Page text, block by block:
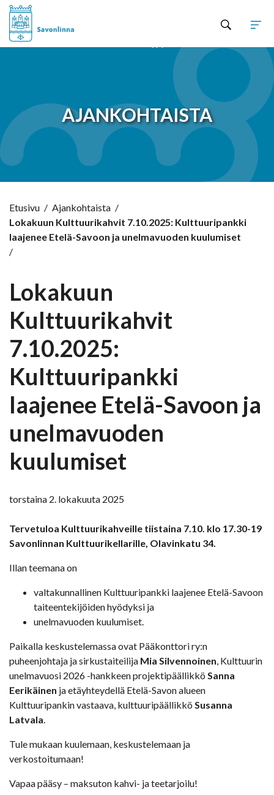
AJANKOHTAISTA
Etusivu / Ajankohtaista /
Lokakuun Kulttuurikahvit 7.10.2025: Kulttuuripankki
laajenee Etelä-Savoon ja unelmavuoden kuulumiset
/
Lokakuun
Kulttuurikahvit
7.10.2025:
Kulttuuripankki
laajenee Etelä-Savoon ja
unelmavuoden
kuulumiset
torstaina 2. lokakuuta 2025
Tervetuloa Kulttuurikahveille tiistaina 7.10. klo 17.30-19
Savonlinnan Kulttuurikellarille, Olavinkatu 34.
Illan teemana on
valtakunnallinen Kulttuuripankki laajenee Etelä-Savoon
taiteentekijöiden hyödyksi ja
unelmavuoden kuulumiset.
Paikalla keskustelemassa ovat Pääkonttori ry:n
puheenjohtaja ja sirkustaiteilija Mia Silvennoinen, Kulttuurin
unelmavuosi 2026 -hankkeen projektipäällikkö Sanna
Eerikäinen ja etäyhteydellä Etelä-Savon alueen
Kulttuuripankin vastaava, kulttuuripäällikkö Susanna
Latvala.
Tule mukaan kuulemaan, keskustelemaan ja
verkostoitumaan!
Vapaa pääsy – maksuton kahvi- ja teetarjoilu!